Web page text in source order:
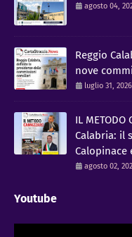
agosto 04,
Reggio
nove
luglio 31, 2026
IL METODO
Calabria: il
Calopinace
agosto 02,
Youtube